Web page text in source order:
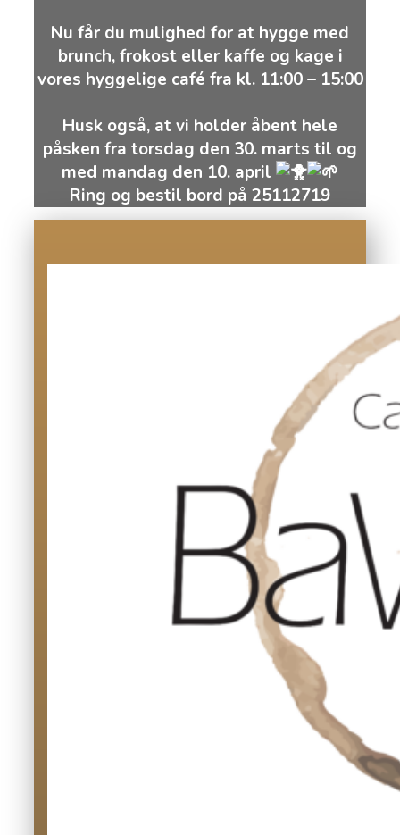
Nu får du mulighed for at hygge med
brunch, frokost eller kaffe og kage i
vores hyggelige café fra kl. 11:00 – 15:00
Husk også, at vi holder åbent hele
påsken fra torsdag den 30. marts til og
med mandag den 10. april
Ring og bestil bord på 25112719